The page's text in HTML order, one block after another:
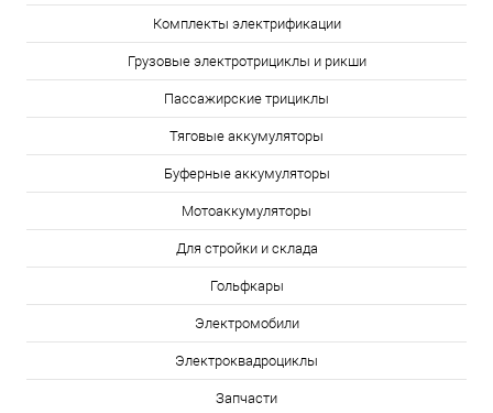
Комплекты электрификации
Грузовые электротрициклы и рикши
Пассажирские трициклы
Тяговые аккумуляторы
Буферные аккумуляторы
Мотоаккумуляторы
Для стройки и склада
Гольфкары
Электромобили
Электроквадроциклы
Запчасти